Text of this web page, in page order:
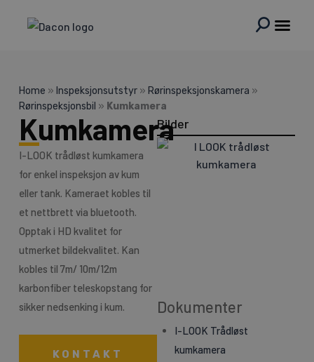
Home » Inspeksjonsutstyr» Rørinspeksjonskamera »
Rørinspeksjonsbil » Kumkamera
Kumkamera
I-LOOK trådløst kumkamera
for enkel inspeksjon av kum
eller tank. Kameraet kobles til
et nettbrett via bluetooth.
Opptak i HD kvalitet for
utmerket bildekvalitet. Kan
kobles til 7m/ 10m/12m
karbonfiber teleskopstang for
sikker nedsenking i kum.
KONTAKT
Bilder
Dokumenter
I-LOOK Trådløst
kumkamera